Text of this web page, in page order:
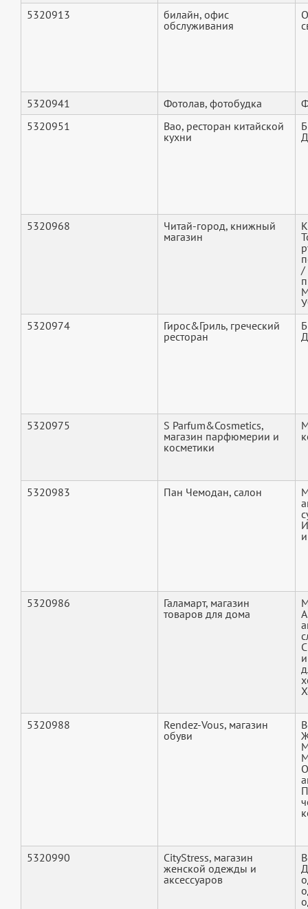
5320913
билайн, офис
обслуживания
5320941 Фотолав, фотобудка
5320951
Bao, ресторан китайской
кухни
5320968
Читай-город, книжный
магазин
/
5320974
Гирос&Гриль, греческий
ресторан
5320975
S Parfum&Cosmetics,
магазин парфюмерии и
косметики
5320983 Пан Чемодан, салон
5320986
Галамарт, магазин
товаров для дома
5320988
Rendez-Vous, магазин
обуви
5320990
CityStress, магазин
женской одежды и
аксессуаров